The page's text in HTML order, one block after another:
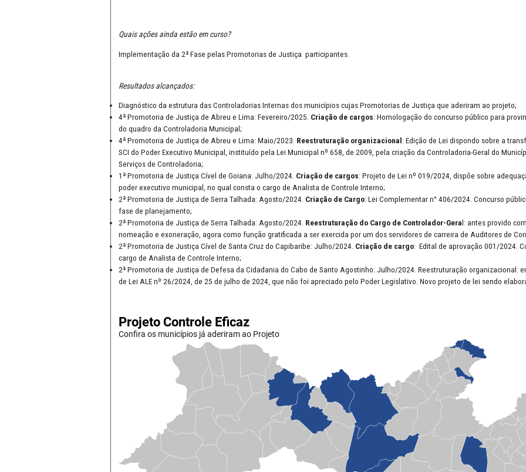
Quais ações foram realizadas?
Materiais produzidos e encaminhados aos membros: cartilha orientativa, roteiro de atuação,
dados (fase de diagnóstico dos municípios);
Palestra inaugural com capacitação dos Controladores Internos dos municípios cujas Promotorias
Coleta de temas para capacitações futuras com os integrantes das Controladorias Internas
Quais ações ainda estão em curso?
Resultados alcançados:
Diagnóstico da estrutura das Controladorias Internas dos municípios cujas Promotorias de Justiça
4ª Promotoria de Justiça de Abreu e Lima: Fevereiro/2025.
Criação de cargos
: Homologação do
do quadro da Controladoria Municipal;
4ª Promotoria de Justiça de Abreu e Lima: Maio/2023.
Reestruturação organizacional
: Edição de
SCI do Poder Executivo Municipal, instituído pela Lei Municipal nº 658, de 2009, pela criação da
Serviços de Controladoria;
1ª Promotoria de Justiça Cível de Goiana: Julho/2024.
Criação de cargos: Projeto de Lei nº 019/
poder executivo municipal, no qual consta o cargo de Analista de Controle Interno;
2ª Promotoria de Justiça de Serra Talhada: Agosto/2024.
Criação de Cargo: Lei Complementar n°